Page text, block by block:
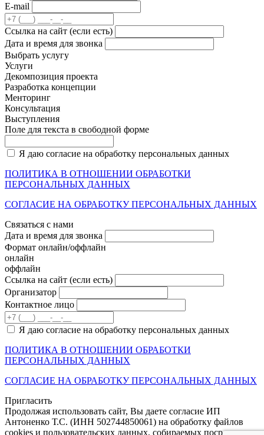
E-mail
Cсылка на сайт (если есть)
Дата и время для звонка
Выбрать услугу
Услуги
Декомпозиция проекта
Разработка концепции
Менторинг
Консультация
Выступления
Поле для текста в свободной форме
Я даю согласие на обработку персональных данных
ПОЛИТИКА В ОТНОШЕНИИ ОБРАБОТКИ
ПЕРСОНАЛЬНЫХ ДАННЫХ
СОГЛАСИЕ НА ОБРАБОТКУ ПЕРСОНАЛЬНЫХ ДАННЫХ
Связаться с нами
Дата и время для звонка
Формат онлайн/оффлайн
онлайн
оффлайн
Cсылка на сайт (если есть)
Организатор
Контактное лицо
Я даю согласие на обработку персональных данных
ПОЛИТИКА В ОТНОШЕНИИ ОБРАБОТКИ
ПЕРСОНАЛЬНЫХ ДАННЫХ
СОГЛАСИЕ НА ОБРАБОТКУ ПЕРСОНАЛЬНЫХ ДАННЫХ
Пригласить
Продолжая использовать сайт, Вы даете согласие ИП
Антоненко Т.С. (ИНН 502744850061) на обработку файлов
cookies и пользовательских данных, собираемых посредством